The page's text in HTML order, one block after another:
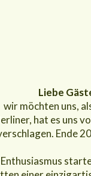
Liebe
wir möchten uns,
hat es uns
Ende